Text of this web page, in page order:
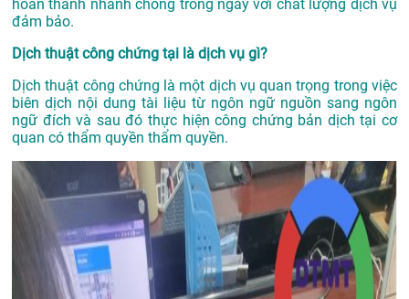
hoàn thành nhanh chóng trong ngày với chất lượng dịch vụ
đảm bảo.
Dịch thuật công chứng tại là dịch vụ gì?
Dịch thuật công chứng là một dịch vụ quan trọng trong việc
biên dịch nội dung tài liệu từ ngôn ngữ nguồn sang ngôn
ngữ đích và sau đó thực hiện công chứng bản dịch tại cơ
quan có thẩm quyền thẩm quyền.